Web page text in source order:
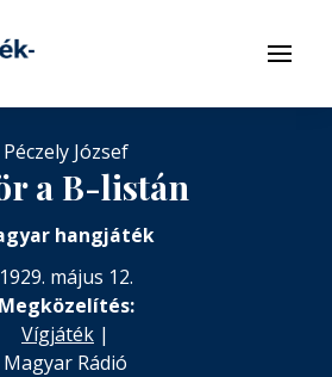
Menü
Péczely József
a B-listán
hangjáték
1929. május 12.
Megközelítés:
Vígjáték |
Magyar Rádió